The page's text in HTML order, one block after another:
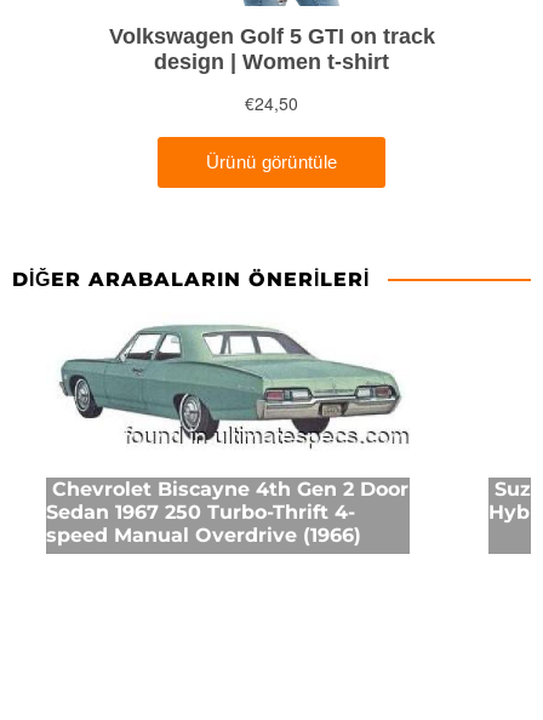
DIĞER ARABALARIN ÖNERILERI
Chevrolet Biscayne 4th Gen 2 Door
Sedan 1967 250 Turbo-Thrift 4-
speed Manual Overdrive (1966)